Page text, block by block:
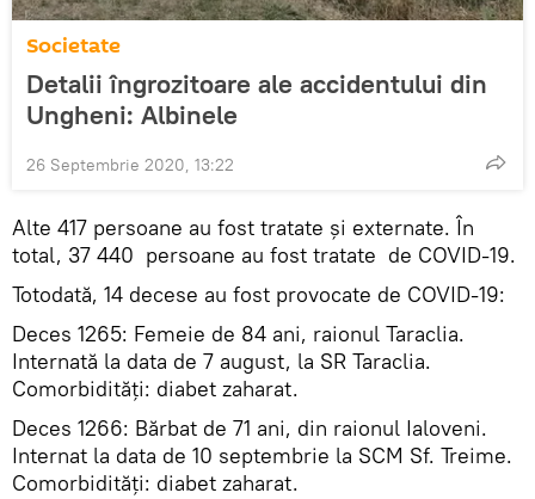
Societate
Detalii îngrozitoare ale accidentului din
Ungheni: Albinele
26 Septembrie 2020, 13:22
Alte 417 persoane au fost tratate și externate. În
total, 37 440 persoane au fost tratate de COVID-19.
Totodată, 14 decese au fost provocate de COVID-19:
Deces 1265: Femeie de 84 ani, raionul Taraclia.
Internată la data de 7 august, la SR Taraclia.
Comorbidități: diabet zaharat.
Deces 1266: Bărbat de 71 ani, din raionul Ialoveni.
Internat la data de 10 septembrie la SCM Sf. Treime.
Comorbidități: diabet zaharat.